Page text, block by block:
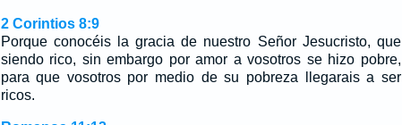
2 Corintios 8:9
Porque conocéis la gracia de nuestro Señor Jesucristo, que
siendo rico, sin embargo por amor a vosotros se hizo pobre,
para que vosotros por medio de su pobreza llegarais a ser
ricos.